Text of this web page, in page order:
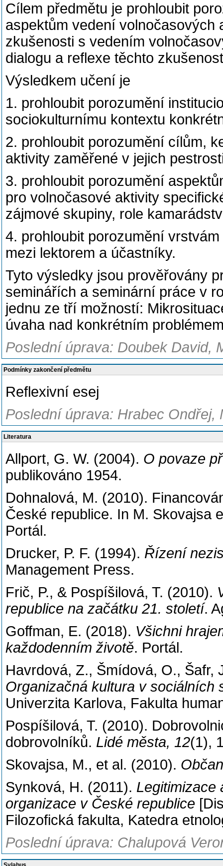
Cílem předmětu je prohloubit
aspektům vedení
zkušenosti s vedením
dialogu a reflexe těchto
Výsledkem učení je
1. prohloubit porozumění
sociokulturnímu kontextu
2. prohloubit porozumění cílům,
aktivity zaměřené v jejich
3. prohloubit porozumění
pro volnočasové aktivity
zájmové skupiny, role
4. prohloubit porozumění
mezi lektorem a účastníky.
Tyto výsledky jsou prověřovány
seminářích a seminární práce v
jednu ze tří možností:
úvaha nad konkrétním
Poslední úprava: Doubek David,
Podmínky zakončení předmětu
Reflexivní esej
Poslední úprava: Hrabec Ondřej,
Literatura
Allport, G. W. (2004). O povaze
publikováno 1954.
Dohnalová, M. (2010).
České republice. In M. Skovajsa
Portál.
Drucker, P. F. (1994). Řízení
Management Press.
Frič, P., & Pospíšilová, T. (2010).
republice na začátku 21. století.
Goffman, E. (2018). Všichni
každodenním životě. Portál.
Havrdová, Z., Šmídová, O., Šafr,
Organizačná kultura v sociálních
Univerzita Karlova, Fakulta
Pospíšilová, T. (2010).
dobrovolníků. Lidé města, 12(1),
Skovajsa, M., et al. (2010).
Synková, H. (2011). Legitimizace
organizace v České republice
Filozofická fakulta, Katedra
Poslední úprava: Chalupová